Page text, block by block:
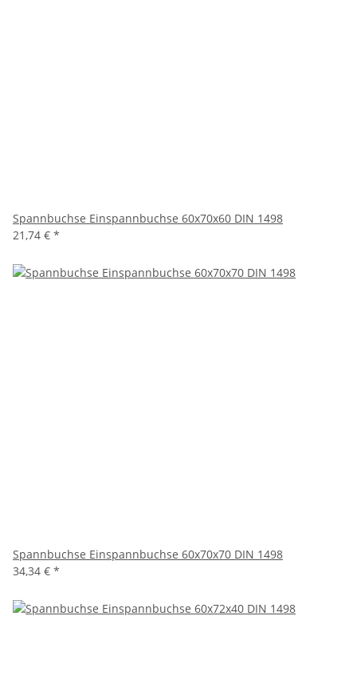
Spannbuchse Einspannbuchse 60x70x60 DIN 1498
21,74 € *
Spannbuchse Einspannbuchse 60x70x70 DIN 1498
34,34 € *